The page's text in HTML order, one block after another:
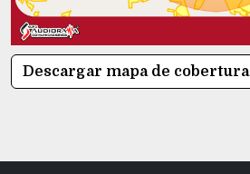
Descargar mapa de cobertura